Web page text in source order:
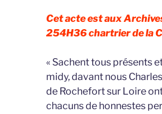
Cet acte est aux
254H36 chartrier de la
« Sachent tous présents
midy, davant nous
de Rochefort sur Loire
chacuns de honnestes